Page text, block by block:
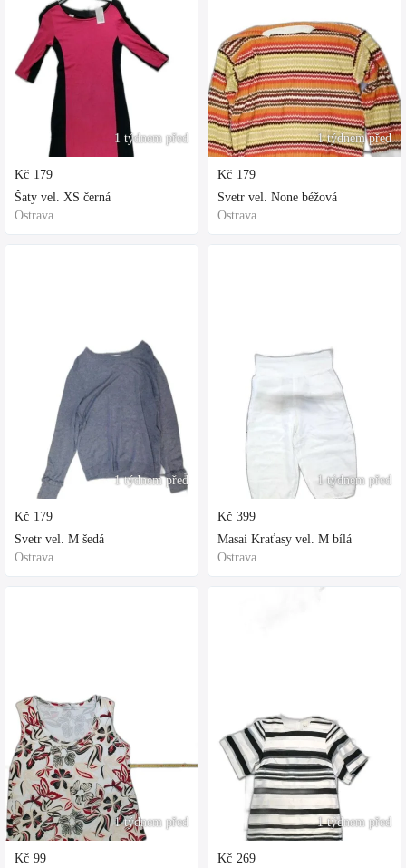
1 týdnem před
Kč 179
Šaty vel. XS černá
Ostrava
1 týdnem před
Kč 179
Svetr vel. M šedá
Ostrava
1 týdnem před
Kč 99
1 týdnem před
Kč 179
Svetr vel. None béžová
Ostrava
1 týdnem před
Kč 399
Masai Kraťasy vel. M bílá
Ostrava
1 týdnem před
Kč 269